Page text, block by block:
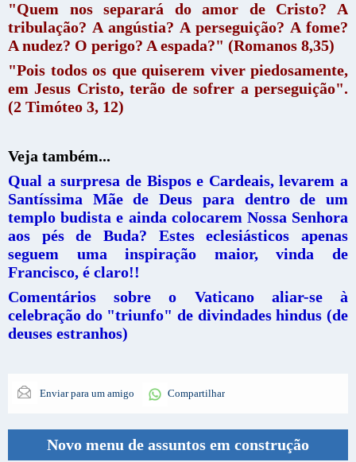
"Quem nos separará do amor de Cristo? A
tribulação? A angústia? A perseguição? A fome?
A nudez? O perigo? A espada?" (Romanos 8,35)
"Pois todos os que quiserem viver piedosamente,
em Jesus Cristo, terão de sofrer a perseguição".
(2 Timóteo 3, 12)
Veja também...
Qual a surpresa de Bispos e Cardeais, levarem a
Santíssima Mãe de Deus para dentro de um
templo budista e ainda colocarem Nossa Senhora
aos pés de Buda? Estes eclesiásticos apenas
seguem uma inspiração maior, vinda de
Francisco, é claro!!
Comentários sobre o Vaticano aliar-se à
celebração do "triunfo" de divindades hindus (de
deuses estranhos)
Enviar para um amigo Compartilhar
Novo menu de assuntos em construção